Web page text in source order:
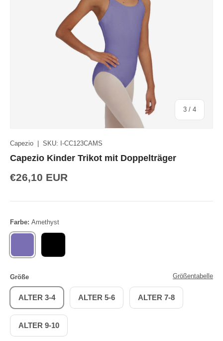
3 / von
4
Capezio SKU: I-CC123CAMS
Capezio Kinder Trikot mit Doppelträger
€26,10 EUR
Farbe: Amethyst
Größe Größentabelle
ALTER 3-4 ALTER 5-6 ALTER 7-8
ALTER 9-10